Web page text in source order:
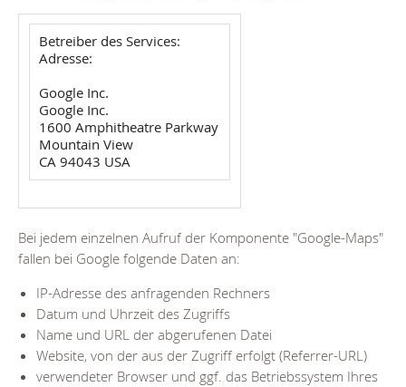
Betreiber des Services:
Adresse:
Google Inc.
Google Inc.
1600 Amphitheatre Parkway
Mountain View
CA 94043 USA
Bei jedem einzelnen Aufruf der Komponente "Google-Maps"
fallen bei Google folgende Daten an:
IP-Adresse des anfragenden Rechners
Datum und Uhrzeit des Zugriffs
Name und URL der abgerufenen Datei
Website, von der aus der Zugriff erfolgt (Referrer-URL)
verwendeter Browser und ggf. das Betriebssystem Ihres